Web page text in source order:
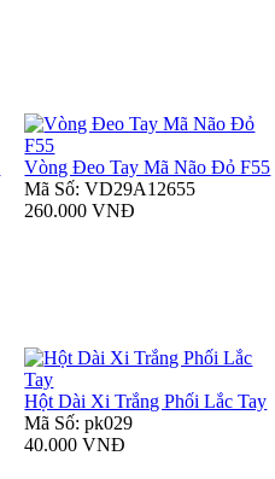
Vòng Đeo Tay Mã Não Đỏ F55
Mã Số: VD29A12655
260.000 VNĐ
Hột Dài Xi Trắng Phối Lắc Tay
Mã Số: pk029
40.000 VNĐ